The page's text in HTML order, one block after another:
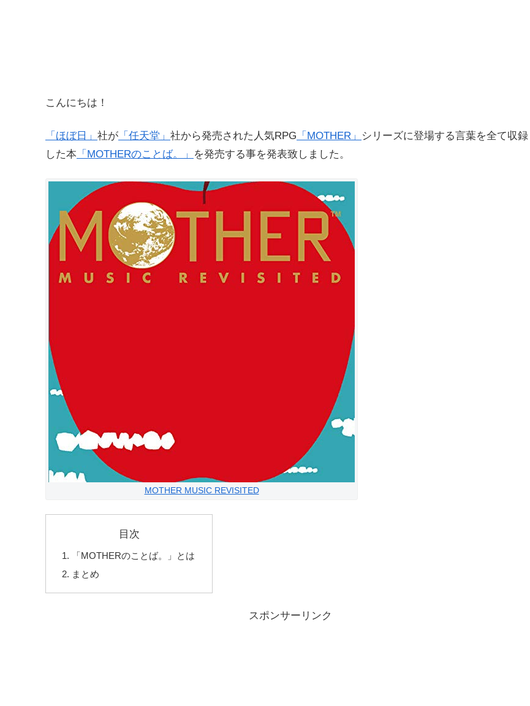
こんにちは！
「ほぼ日」 社が 「任天堂」 社から発売された人気RPG 「MOTHER」
シリーズに登場する言葉を全て収録
した本 「MOTHERのことば。」 を発売する事を発表致しました。
MOTHER MUSIC REVISITED
目次
「MOTHERのことば。」とは
まとめ
スポンサーリンク